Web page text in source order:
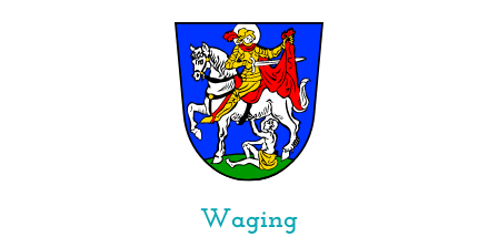
Waging